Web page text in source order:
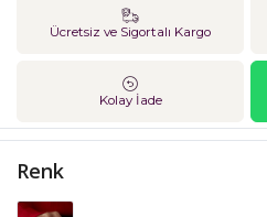
Ücretsiz ve Sigortalı Kargo
Kolay İade
Renk